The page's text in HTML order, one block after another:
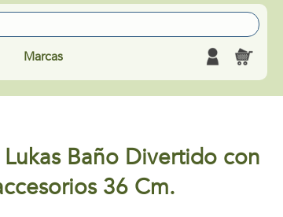
Marcas
Baño Divertido con
36 Cm.